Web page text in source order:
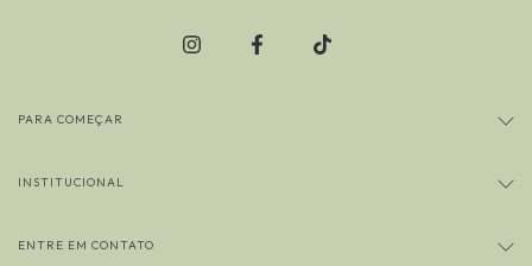
PARA COMEÇAR
INSTITUCIONAL
ENTRE EM CONTATO